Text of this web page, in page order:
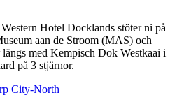
Hotel Docklands stöter ni på
aan de Stroom (MAS) och
med Kempisch Dok Westkaai i
på 3 stjärnor.
City-North